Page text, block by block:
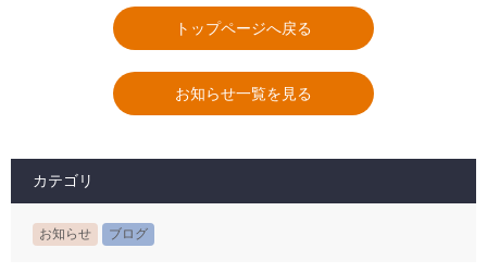
トップページへ戻る
お知らせ一覧を見る
カテゴリ
お知らせ ブログ